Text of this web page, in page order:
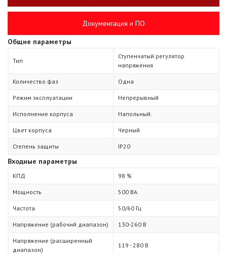
Документация и ПО
Общие параметры
Тип
Ступенчатый регулятор
напряжения
Количество фаз Одна
Режим эксплуатации Непрерывный
Исполнение корпуса Напольный.
Цвет корпуса Черный
Степень защиты IP20
Входные параметры
КПД 98 %
Мощность 500 ВА
Частота 50/60 Гц
Напряжение (рабочий диапазон) 130-260 В
Напряжение (расширенный
диапазон)
119 - 280 В